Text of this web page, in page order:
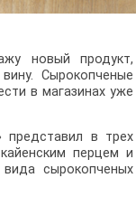
новый продукт,
Сырокопченые
в магазинах уже
представил в трех
перцем и
сырокопченых